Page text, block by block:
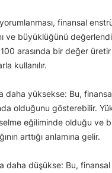
finansal
ve büyüklüğünü
100 arasında bir değer
kullanılır.
daha yüksekse: Bu,
olduğunu gösterebilir.
eğiliminde olduğu ve
arttığı anlamına gelir.
daha düşükse: Bu, finansal